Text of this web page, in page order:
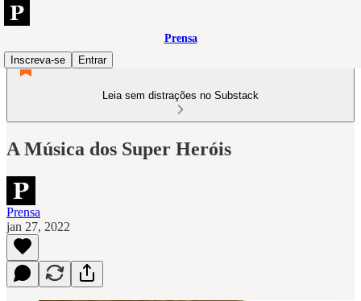
Prensa
Inscreva-se
Entrar
Leia sem distrações no Substack
A Música dos Super Heróis
Prensa
jan 27, 2022